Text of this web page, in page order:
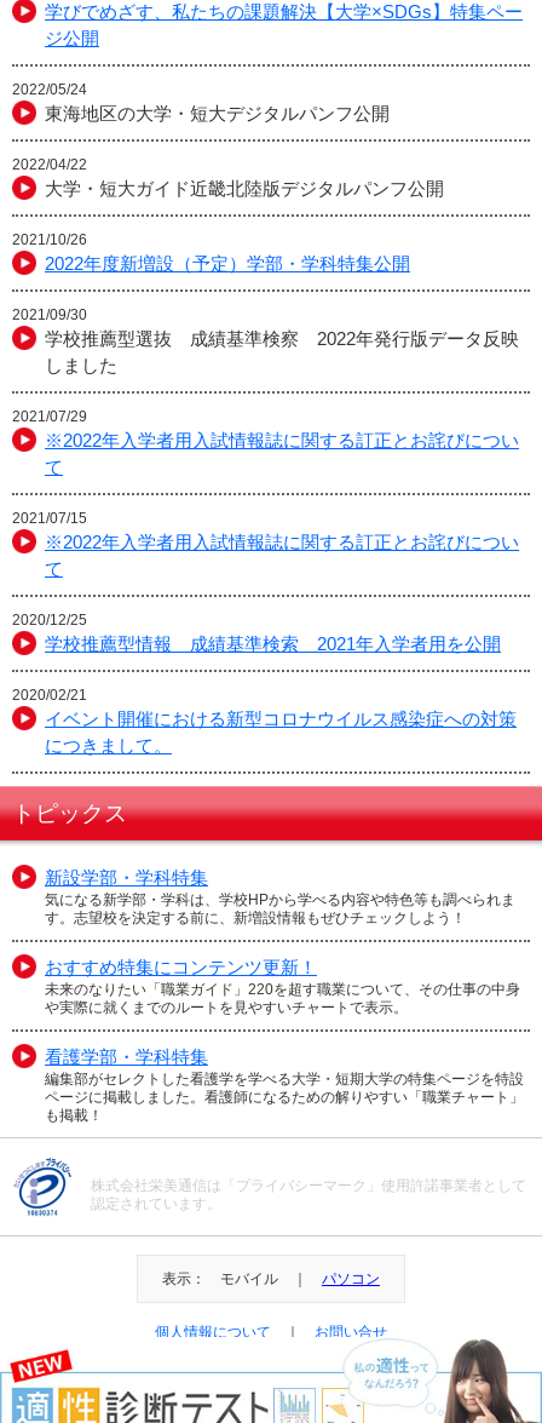
学びでめざす、私たちの課題解決【大学×SDGs】特集ペー
ジ公開
2022/05/24
東海地区の大学・短大デジタルパンフ公開
2022/04/22
大学・短大ガイド近畿北陸版デジタルパンフ公開
2021/10/26
2022年度新増設（予定）学部・学科特集公開
2021/09/30
学校推薦型選抜 成績基準検察 2022年発行版データ反映
しました
2021/07/29
※2022年入学者用入試情報誌に関する訂正とお詫びについ
て
2021/07/15
※2022年入学者用入試情報誌に関する訂正とお詫びについ
て
2020/12/25
学校推薦型情報 成績基準検索 2021年入学者用を公開
2020/02/21
イベント開催における新型コロナウイルス感染症への対策
につきまして。
トピックス
新設学部・学科特集
気になる新学部・学科は、学校HPから学べる内容や特色等も調べられま
す。志望校を決定する前に、新増設情報もぜひチェックしよう！
おすすめ特集にコンテンツ更新！
未来のなりたい「職業ガイド」220を超す職業について、その仕事の中身
や実際に就くまでのルートを見やすいチャートで表示。
看護学部・学科特集
編集部がセレクトした看護学を学べる大学・短期大学の特集ページを特設
ページに掲載しました。看護師になるための解りやすい「職業チャート」
も掲載！
株式会社栄美通信は「プライバシーマーク」使用許諾事業者として
認定されています。
表示： モバイル ｜ パソコン
個人情報について お問い合せ
＠Eibi Tsushin All Right Reserved.